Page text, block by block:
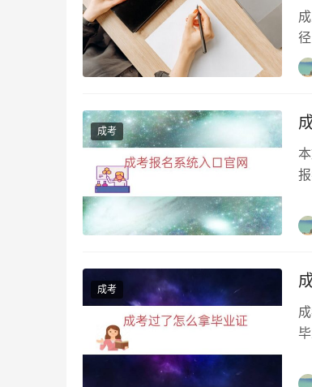
成人高考的学费一般在5000至8000元
小结
的报名费用每个省份都在100元到200
相关的学费及其他费用。
成考
成考